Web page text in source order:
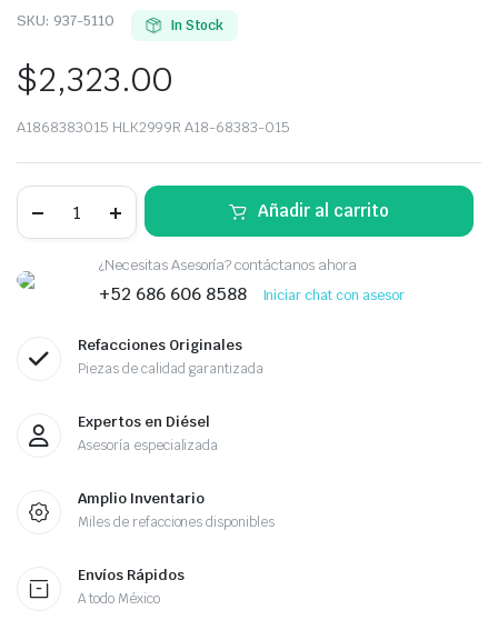
SKU: 937-5110 In Stock
$2,323.00
A1868383015 HLK2999R A18-68383-015
DERERCHO
FREIGHTLINER
Añadir al carrito
¿Necesitas Asesoría? contáctanos ahora
+52 686 606 8588 Iniciar chat con asesor
Refacciones Originales
Piezas de calidad garantizada
Expertos en Diésel
Asesoría especializada
Amplio Inventario
Miles de refacciones disponibles
Envíos Rápidos
A todo México